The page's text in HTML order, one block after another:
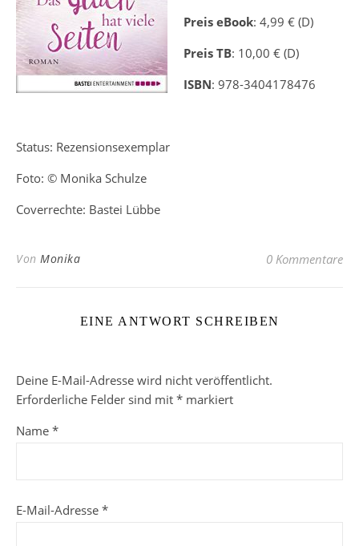
Preis eBook: 4,99 € (D)
Preis TB: 10,00 € (D)
ISBN: 978-3404178476
Status: Rezensionsexemplar
Foto: © Monika Schulze
Coverrechte: Bastei Lübbe
Von Monika 0 Kommentare
EINE ANTWORT SCHREIBEN
Deine E-Mail-Adresse wird nicht veröffentlicht.
Erforderliche Felder sind mit * markiert
Name *
E-Mail-Adresse *